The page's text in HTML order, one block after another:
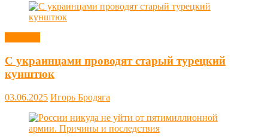
С украинцами проводят старый турецкий
кунштюк
03.06.2025 Игорь Бродяга